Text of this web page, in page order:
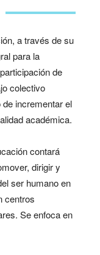
a través de su
para la
de
colectivo
incrementar el
académica.
contará
dirigir y
ser humano en
centros
Se enfoca en